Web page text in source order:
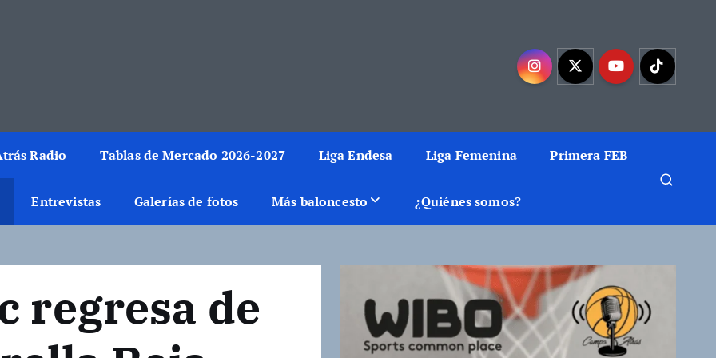
Radio Tablas de Mercado 2026-2027 Liga Endesa Liga Femenina Primera FEB
Entrevistas Galerías de fotos Más baloncesto ¿Quiénes somos?
regresa de